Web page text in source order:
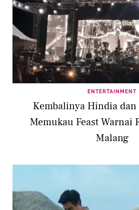
ENTERTAINMENT
Kembalinya Hindia dan
Memukau Feast Warnai
Malang